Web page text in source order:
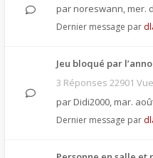
par noreswann, mer.
Dernier message par
Jeu bloqué par
3 Réponses 22901
par Didi2000, mar.
Dernier message par